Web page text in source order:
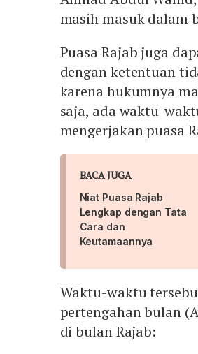
masih masuk dalam
Puasa Rajab juga
dengan ketentuan
karena hukumnya
saja, ada waktu-
mengerjakan puasa
BACA JUGA
Niat Puasa Rajab
Lengkap dengan Tata
Cara dan
Keutamaannya
Waktu-waktu
pertengahan bulan
di bulan Rajab: